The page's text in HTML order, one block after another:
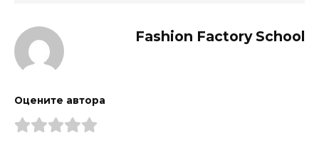
Fashion Factory School
Оцените автора